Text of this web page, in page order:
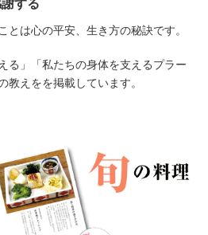
する
とは心の平安、生き方の秘訣です。
る」「私たちの身体を支えるプラー
教えをを掲載しています。